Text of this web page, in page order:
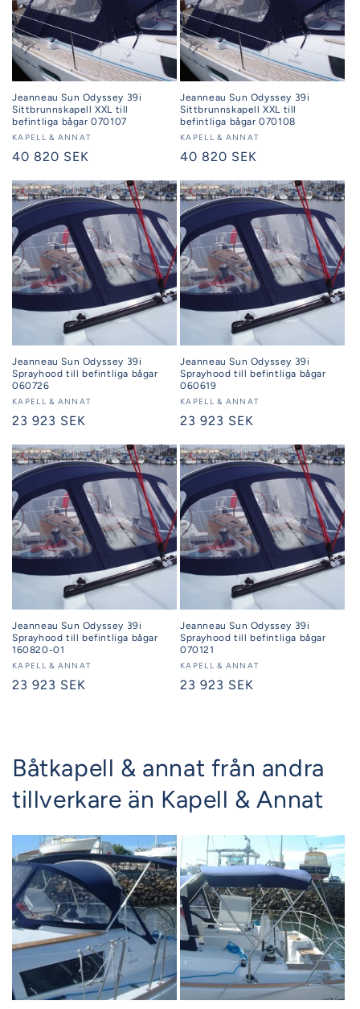
Jeanneau Sun Odyssey 39i
Sittbrunnskapell XXL till
befintliga bågar 070107
Säljare:
KAPELL & ANNAT
Ordinarie
40 820 SEK
Jeanneau Sun Odyssey 39i
Sittbrunnskapell XXL till
befintliga bågar 070108
Säljare:
KAPELL & ANNAT
Ordinarie
40 820 SEK
Jeanneau Sun Odyssey 39i
Sprayhood till befintliga bågar
060726
Säljare:
KAPELL & ANNAT
Ordinarie
23 923 SEK
Jeanneau Sun Odyssey 39i
Sprayhood till befintliga bågar
060619
Säljare:
KAPELL & ANNAT
Ordinarie
23 923 SEK
Jeanneau Sun Odyssey 39i
Sprayhood till befintliga bågar
160820-01
Säljare:
KAPELL & ANNAT
Ordinarie
23 923 SEK
Jeanneau Sun Odyssey 39i
Sprayhood till befintliga bågar
070121
Säljare:
KAPELL & ANNAT
Ordinarie
23 923 SEK
Båtkapell & annat från andra
tillverkare än Kapell & Annat